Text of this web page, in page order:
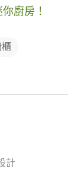
廚房！
計